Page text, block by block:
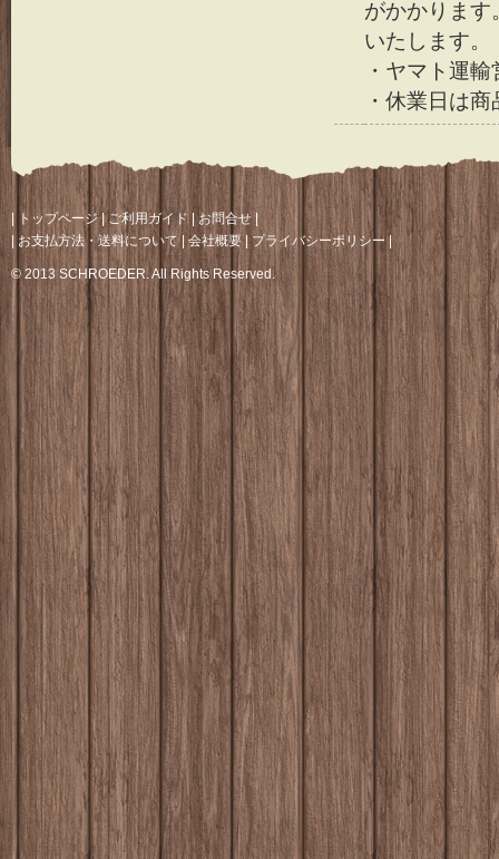
がかかります
いたします。
・ヤマト運
・休業日は
トップページ|ご利用ガイド |お問合せ|
お支払方法・送料について|会社概要| プライバシーポリシー |
© 2013 SCHROEDER. All Rights Reserved.